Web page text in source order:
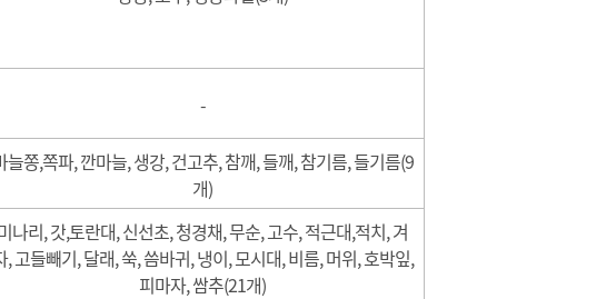
-
늘쫑,쪽파, 깐마늘, 생강, 건고추, 참깨, 들깨, 참기름, 들기름(9
개)
나리, 갓,토란대, 신선초, 청경채, 무순, 고수, 적근대,적치, 겨
, 고들빼기, 달래, 쑥, 씀바귀, 냉이, 모시대, 비름, 머위, 호박잎,
피마자, 쌈추(21개)